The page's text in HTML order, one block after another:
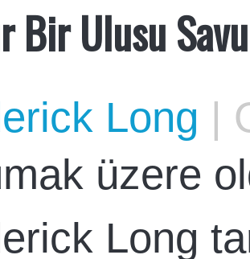
Bir Ulusu
Long |
üzere
Long